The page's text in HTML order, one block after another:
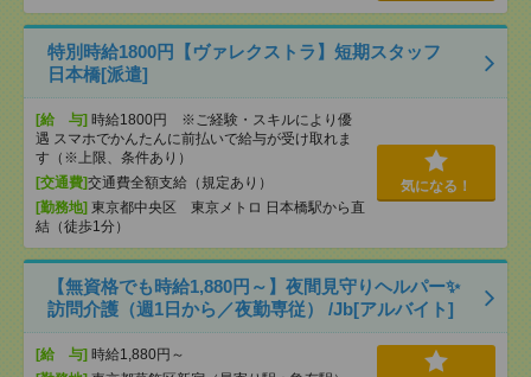
特別時給1800円【ヴァレクストラ】短期スタッフ
日本橋[派遣]
[給 与] 時給1800円 ※ご経験・スキルにより優
遇 スマホでかんたんに前払いで給与が受け取れま
す（※上限、条件あり）
[交通費]交通費全額支給（規定あり）
[勤務地] 東京都中央区 東京メトロ 日本橋駅から直
結（徒歩1分）
気になる！
【無資格でも時給1,880円～】夜間見守りヘルパー✨
訪問介護（週1日から／夜勤専従） /Jb[アルバイト]
[給 与] 時給1,880円～